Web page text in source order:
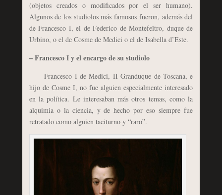
(objetos creados o modificados por el ser humano).
Algunos de los studiolos más famosos fueron, además del
de Francesco I, el de Federico de Montefeltro, duque de
Urbino, o el de Cosme de Medici o el de Isabella d’Este.
– Francesco I y el encargo de su studiolo
Francesco I de Medici, II Granduque de Toscana, e
hijo de Cosme I, no fue alguien especialmente interesado
en la política. Le interesaban más otros temas, como la
alquimia o la ciencia, y de hecho por eso siempre fue
retratado como alguien taciturno y “raro”.